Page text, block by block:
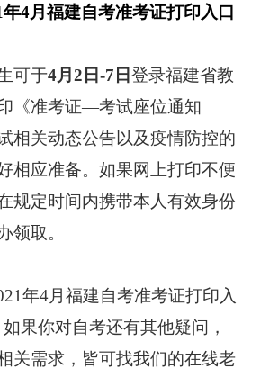
年4月福建自考准考证打印入口
可于4月2日-7日登录福建省教
《准考证—考试座位通知
相关动态公告以及疫情防控的
相应准备。如果网上打印不便
规定时间内携带本人有效身份
领取。
年4月福建自考准考证打印入
果你对自考还有其他疑问，
关需求，皆可找我们的在线老